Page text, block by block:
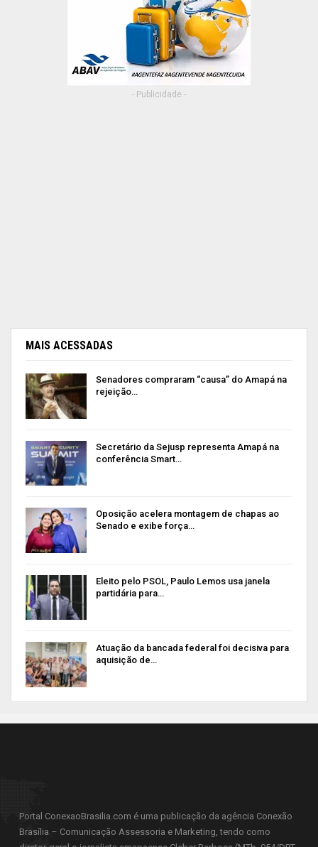
- Publicidade -
MAIS ACESSADAS
Senadores compraram “causa” do Amapá na
rejeição…
Secretário da Sejusp representa Amapá na
conferência Smart…
Oposição acelera montagem de chapas ao
Senado e exibe força…
Eleito pelo PSOL, Paulo Lemos usa janela
partidária para…
Atuação da bancada federal foi decisiva para
aquisição de…
Portal ConexaoBrasilia.com é uma publicação da agência Conexão
Brasília – Comunicação Assessoria e Marketing, tendo como